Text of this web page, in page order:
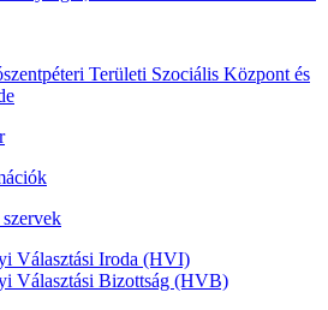
Területi Szociális Központ és
Választási Iroda (HVI)
Választási Bizottság (HVB)